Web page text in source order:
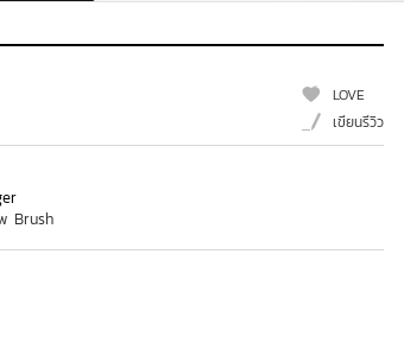
LOVE
เขียนรีวิว
Brush